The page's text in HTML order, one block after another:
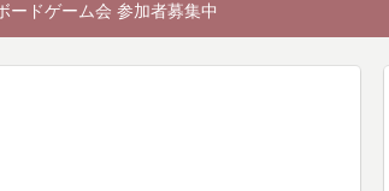
ードゲーム会 参加者募集中